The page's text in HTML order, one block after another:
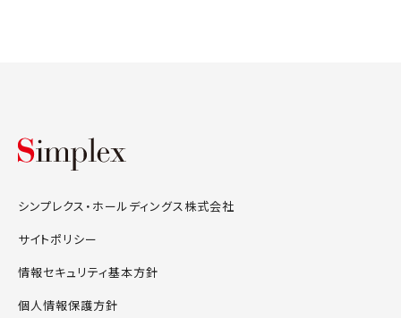
シンプレクス・ホールディングス株式会社
サイトポリシー
情報セキュリティ基本方針
個人情報保護方針